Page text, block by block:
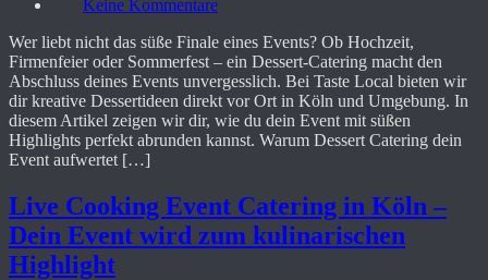
Keine KommentareDessert
Catering
Ideen
für
dein
Event
in
Köln
Highlights
von
Taste
Wer liebt nicht das süße Finale eines Events? Ob Hochzeit,
Firmenfeier oder Sommerfest – ein Dessert-Catering macht den
Abschluss deines Events unvergesslich. Bei Taste Local bieten wir
dir kreative Dessertideen direkt vor Ort in Köln und Umgebung. In
diesem Artikel zeigen wir dir, wie du dein Event mit süßen
Highlights perfekt abrunden kannst. Warum Dessert Catering dein
Event aufwertet […]
Live Cooking Event Catering in Köln –
Dein Event wird zum kulinarischen
Highlight